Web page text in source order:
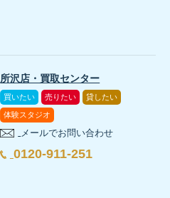
所沢店・買取センター
買いたい 売りたい 貸したい
体験スタジオ
メールでお問い合わせ
0120-911-251